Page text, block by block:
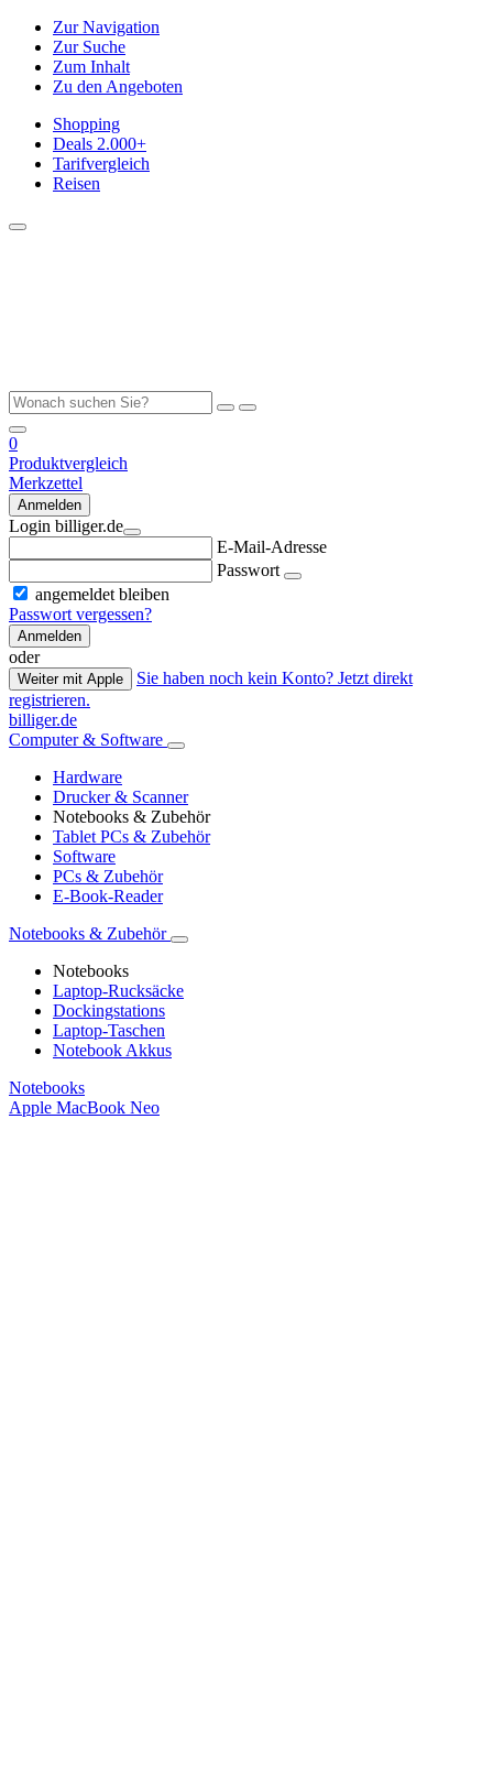
Zur Navigation
Zur Suche
Zum Inhalt
Zu den Angeboten
Shopping
Deals 2.000+
Tarifvergleich
Reisen
0
Produktvergleich
Merkzettel
Anmelden
Login billiger.de
E-Mail-Adresse
Passwort
angemeldet bleiben
Passwort vergessen?
Anmelden
oder
Weiter mit Apple
Sie haben noch kein Konto? Jetzt direkt
registrieren.
billiger.de
Computer & Software
Hardware
Drucker & Scanner
Notebooks & Zubehör
Tablet PCs & Zubehör
Software
PCs & Zubehör
E-Book-Reader
Notebooks & Zubehör
Notebooks
Laptop-Rucksäcke
Dockingstations
Laptop-Taschen
Notebook Akkus
Notebooks
Apple MacBook Neo